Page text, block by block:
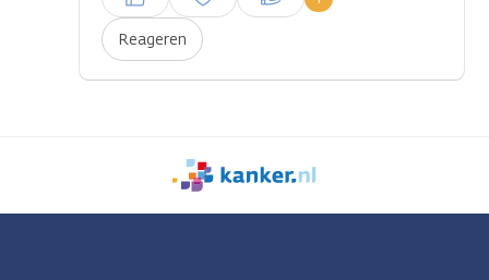
Reageren
plaatsen
We
zijn